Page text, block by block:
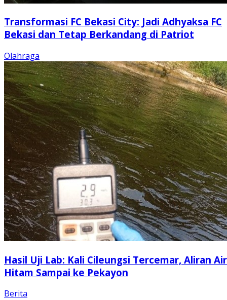
Transformasi FC Bekasi City: Jadi Adhyaksa FC
Bekasi dan Tetap Berkandang di Patriot
Olahraga
Hasil Uji Lab: Kali Cileungsi Tercemar, Aliran Air
Hitam Sampai ke Pekayon
Berita